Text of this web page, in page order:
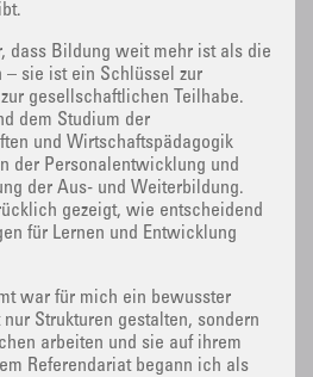
dass Bildung weit mehr ist als die
– sie ist ein Schlüssel zur
gesellschaftlichen Teilhabe.
dem Studium der
und Wirtschaftspädagogik
der Personalentwicklung und
der Aus- und Weiterbildung.
gezeigt, wie entscheidend
für Lernen und Entwicklung
war für mich ein bewusster
Strukturen gestalten, sondern
arbeiten und sie auf ihrem
Referendariat begann ich als